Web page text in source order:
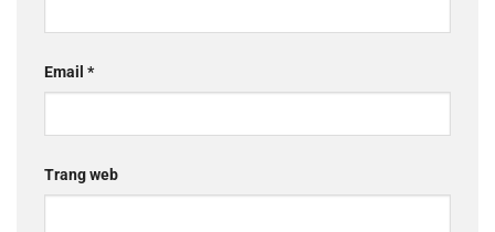
Email *
Trang web